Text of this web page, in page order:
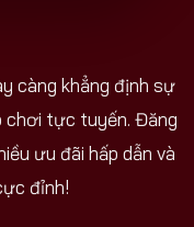
càng khẳng định sự
tực tuyến. Đăng
ưu đãi hấp dẫn và
đỉnh!